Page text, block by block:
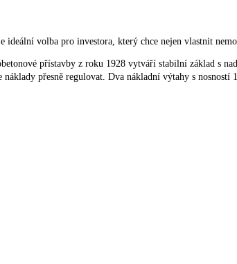
volba pro investora, který chce nejen vlastnit
přístavby z roku 1928 vytváří stabilní základ s
přesně regulovat. Dva nákladní výtahy s nosností